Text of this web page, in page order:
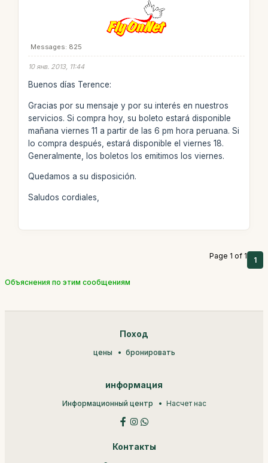
Messages: 825
10 янв. 2013, 11:44
Buenos días Terence:
Gracias por su mensaje y por su interés en nuestros
servicios. Si compra hoy, su boleto estará disponible
mañana viernes 11 a partir de las 6 pm hora peruana. Si
lo compra después, estará disponible el viernes 18.
Generalmente, los boletos los emitimos los viernes.
Quedamos a su disposición.
Saludos cordiales,
Page 1 of 1 1
Объяснения по этим сообщениям
Поход
цены бронировать
информация
Информационный центр Насчет нас
Контакты